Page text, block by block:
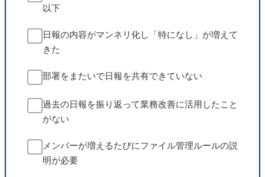
以下
日報の内容がマンネリ化し「特になし」が増えて
きた
部署をまたいで日報を共有できていない
過去の日報を振り返って業務改善に活用したこと
がない
メンバーが増えるたびにファイル管理ルールの説
明が必要